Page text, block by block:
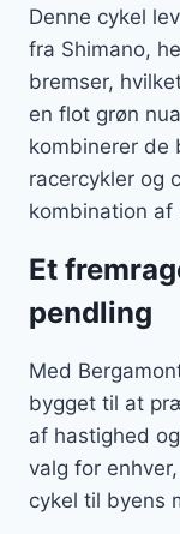
Denne cykel
fra Shimano,
bremser,
en flot grøn
kombinerer de
racercykler og
kombination
Et
pendling
Med
bygget til at
af hastighed
valg for
cykel til byens